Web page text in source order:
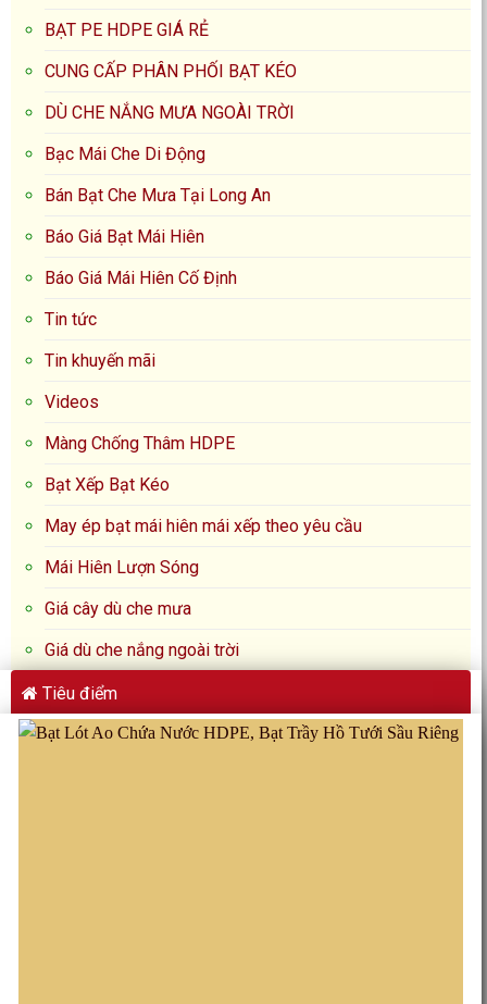
BẠT PE HDPE GIÁ RẺ
CUNG CẤP PHÂN PHỐI BẠT KÉO
DÙ CHE NẮNG MƯA NGOÀI TRỜI
Bạc Mái Che Di Động
Bán Bạt Che Mưa Tại Long An
Báo Giá Bạt Mái Hiên
Báo Giá Mái Hiên Cố Định
Tin tức
Tin khuyến mãi
Videos
Màng Chống Thâm HDPE
Bạt Xếp Bạt Kéo
May ép bạt mái hiên mái xếp theo yêu cầu
Mái Hiên Lượn Sóng
Giá cây dù che mưa
Giá dù che nắng ngoài trời
Tiêu điểm